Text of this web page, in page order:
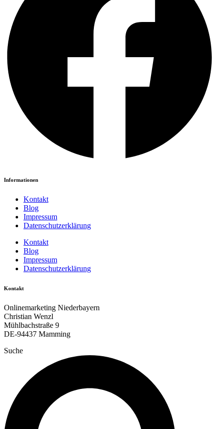
Informationen
Kontakt
Blog
Impressum
Datenschutzerklärung
Kontakt
Blog
Impressum
Datenschutzerklärung
Kontakt
Onlinemarketing Niederbayern
Christian Wenzl
Mühlbachstraße 9
DE-94437 Mamming
Suche